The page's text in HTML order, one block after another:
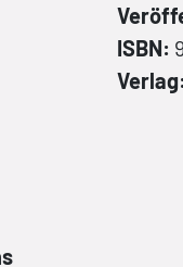
ISBN:
Verlag: